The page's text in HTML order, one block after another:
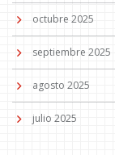
octubre 2025
septiembre 2025
agosto 2025
julio 2025